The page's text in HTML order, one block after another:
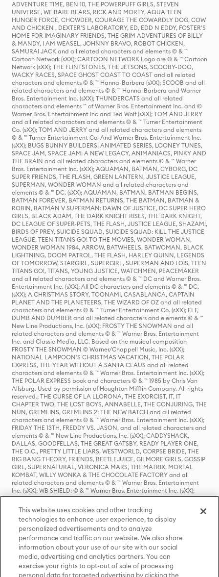
ADVENTURE TIME, BEN 10, THE POWERPUFF GIRLS, STEVEN
UNIVERSE, WE BARE BEARS, RICK AND MORTY, AQUA TEEN
HUNGER FORCE, CHOWDER, COURAGE THE COWARDLY DOG, COW
AND CHICKEN , DEXTER'S LABORATORY, ED, EDD N EDDY, FOSTER'S
HOME FOR IMAGINARY FRIENDS, THE GRIM ADVENTURES OF BILLY
& MANDY, I AM WEASEL, JOHNNY BRAVO, ROBOT CHICKEN,
SAMURAI JACK and all related characters and elements © & ™
Cartoon Network (sXX); CARTOON NETWORK Logo are © & ™ Cartoon
Network (sXX); THE FLINTSTONES, THE JETSONS, SCOOBY-DOO,
WACKY RACES, SPACE GHOST COAST TO COAST and all related
characters and elements © & ™ Hanna-Barbera (sXX); SCOOB and all
related characters and elements © & ™ Hanna-Barbera and Warner
Bros. Entertainment Inc. (sXX); THUNDERCATS and all related
characters and elements ™ of Warner Bros. Entertainment Inc. and ©
Warner Bros. Entertainment Inc and Ted Wolf (sXX); TOM AND JERRY
and all related characters and elements © & ™ Turner Entertainment
Co. (sXX); TOM AND JERRY and all related characters and elements
© & ™ Turner Entertainment Co. And Warner Bros. Entertainment Inc.
(sXX); BUGS BUNNY BUILDERS: ANIMATED SERIES, LOONEY TUNES,
SPACE JAM, SPACE JAM: A NEW LEGACY, ANIMANIACS, PINKY AND
THE BRAIN and all related characters and elements © & ™ Warner
Bros. Entertainment Inc. (sXX); AQUAMAN, BATMAN, CYBORG, DC
SUPER FRIENDS, THE FLASH, GREEN LANTERN, JUSTICE LEAGUE,
SUPERMAN, WONDER WOMAN and all related characters and
elements © & ™ DC. (sXX); AQUAMAN, BATMAN, BATMAN BEGINS,
BATMAN FOREVER, BATMAN RETURNS, THE BATMAN, BATMAN &
ROBIN, BATMAN V SUPERMAN: DAWN OF JUSTICE, DC SUPER HERO
GIRLS, BLACK ADAM, THE DARK KNIGHT RISES, THE DARK KNIGHT,
DC LEAGUE OF SUPER-PETS, THE FLASH, JUSTICE LEAGUE, SHAZAM!,
BIRDS OF PREY, SUICIDE SQUAD, SUICIDE SQUAD: KILL THE JUSTICE
LEAGUE, TEEN TITANS GO! TO THE MOVIES, WONDER WOMAN,
WONDER WOMAN 1984, ARROW, BATWHEELS, BATWOMAN, BLACK
LIGHTNING, DOOM PATROL, THE FLASH, HARLEY QUINN, LEGENDS
OF TOMORROW, STARGIRL, SUPERGIRL, SUPERMAN AND LOIS, TEEN
TITANS GO!, TITANS, YOUNG JUSTICE, WATCHMEN, PEACEMAKER
and all related characters and elements © & ™ DC and Warner Bros.
Entertainment Inc. (sXX); All DC characters and elements © & ™ DC.
(sXX); A CHRISTMAS STORY, TOONAMI, CASABLANCA, CAPTAIN
PLANET AND THE PLANETEERS, THE WIZARD OF OZ and all related
characters and elements © & ™ Turner Entertainment Co. (sXX); ELF,
DUMB AND DUMBER and all related characters and elements © & ™
New Line Productions, Inc. (sXX); FROSTY THE SNOWMAN and all
related characters and elements © & ™ Warner Bros. Entertainment
Inc. and Classic Media, LLC. Based on the musical composition
FROSTY THE SNOWMAN © Warner/Chappell Music, Inc. (sXX);
NATIONAL LAMPOON'S CHRISTMAS VACATION, THE POLAR
EXPRESS, THE YEAR WITHOUT A SANTA CLAUS and all related
characters and elements © & ™ Warner Bros. Entertainment Inc. (sXX);
THE POLAR EXPRESS book and characters © & ™ 1985 by Chris Van
Allsburg. Used by permission of Houghton Mifflin Company. All rights
reserved.; THE CURSE OF LA LLORONA, THE EXORCIST, IT, IT
CHAPTER TWO, THE LOST BOYS, ANNABELLE, THE CONJURING, THE
NUN, GREMLINS, GREMLINS 2: THE NEW BATCH and all related
characters and elements © & ™ Warner Bros. Entertainment Inc. (sXX);
FRIDAY THE 13TH, FREDDY VS. JASON, and all related characters and
elements © & ™ New Line Productions, Inc. (sXX); CADDYSHACK,
DALLAS, GOODFELLAS, THE GREAT GATSBY, READY PLAYER ONE,
THE O.C., PRETTY LITTLE LIARS, WESTWORLD, CORPSE BRIDE, THE
BIG BANG THEORY, FRIENDS, BEETLEJUICE, GILMORE GIRLS, GOSSIP
GIRL, SUPERNATURAL, VERONICA MARS, THE MATRIX, MORTAL
KOMBAT, WILLY WONKA & THE CHOCOLATE FACTORY and all
related characters and elements © & ™ Warner Bros. Entertainment
Inc. (sXX); WB SHIELD: © & ™ Warner Bros. Entertainment Inc. (sXX);
HOUSE OF THE DRAGON, GAME OF THRONES, and all related
characters and elements © & ™ Home Box Office, Inc. (sXX); CHILLING
ADVENTURES OF SABRINA, RIVERDALE © & ™ Warner Bros.
Entertainment Inc. Archie Comics and all related characters and
elements © & ™ Archie Comic Publications, Inc. Used with permission.
(sXX); SEINFELD and all related characters and elements © & ™ Castle
Rock Entertainment. (sXX); TED LASSO © & ™ Warner Bros.
Entertainment Inc. & Universal Television LLC (sXX); THE HOBBIT: AN
UNEXPECTED JOURNEY, THE HOBBIT: THE DESOLATION OF SMAUG,
THE HOBBIT: THE BATTLE OF THE FIVE ARMIES, THE LORD OF THE
This website uses cookies and other tracking
technologies to enhance user experience, to display
personalized advertisements and to analyze
performance and traffic on our website. We also share
information about your use of our site with our social
media, advertising and analytics partners. You can
exercise your rights to opt-out of sale of processing
personal data for targeted advertising by clicking the